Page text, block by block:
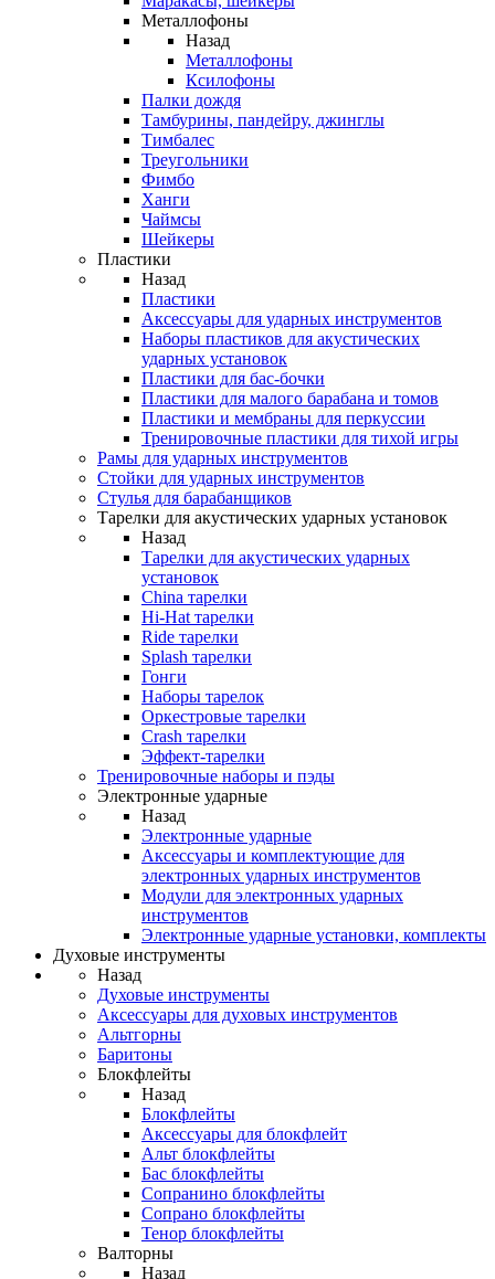
Металлофоны
Назад
Металлофоны
Ксилофоны
Палки дождя
Тамбурины, пандейру, джинглы
Тимбалес
Треугольники
Фимбо
Ханги
Чаймсы
Шейкеры
Пластики
Назад
Пластики
Аксессуары для ударных инструментов
Наборы пластиков для акустических
ударных установок
Пластики для бас-бочки
Пластики для малого барабана и томов
Пластики и мембраны для перкуссии
Тренировочные пластики для тихой игры
Рамы для ударных инструментов
Стойки для ударных инструментов
Стулья для барабанщиков
Тарелки для акустических ударных установок
Назад
Тарелки для акустических ударных
установок
China тарелки
Hi-Hat тарелки
Ride тарелки
Splash тарелки
Гонги
Наборы тарелок
Оркестровые тарелки
Сrash тарелки
Эффект-тарелки
Тренировочные наборы и пэды
Электронные ударные
Назад
Электронные ударные
Аксессуары и комплектующие для
электронных ударных инструментов
Модули для электронных ударных
инструментов
Электронные ударные установки, комплекты
Духовые инструменты
Назад
Духовые инструменты
Аксессуары для духовых инструментов
Альтгорны
Баритоны
Блокфлейты
Назад
Блокфлейты
Аксессуары для блокфлейт
Альт блокфлейты
Бас блокфлейты
Сопранино блокфлейты
Сопрано блокфлейты
Тенор блокфлейты
Валторны
Назад